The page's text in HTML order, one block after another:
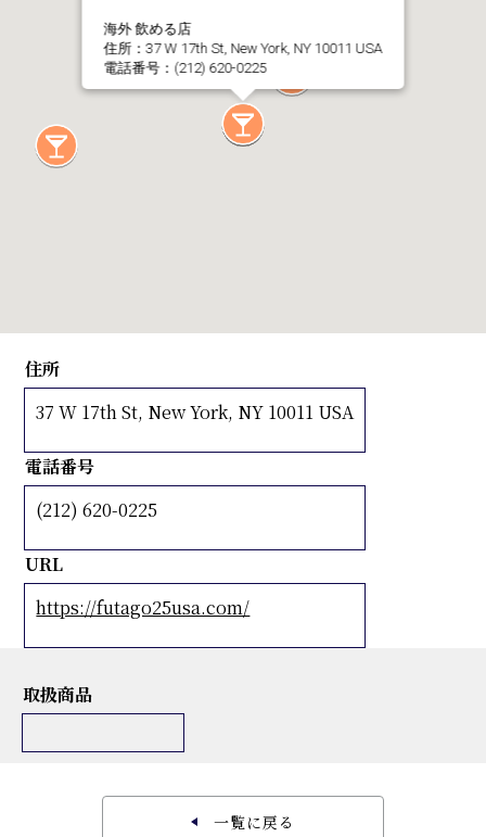
Instagram国際版
日本版
Facebook
海外 飲める店
住所：37 W 17th St, New York, NY 10011 USA
電話番号：(212) 620-0225
住所
37 W 17th St, New York, NY 10011 USA
電話番号
(212) 620-0225
URL
https://futago25usa.com/
取扱商品
一覧に戻る